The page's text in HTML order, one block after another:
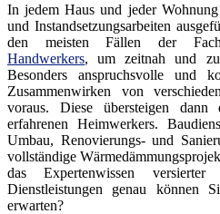
In jedem Haus und jeder
und Instandsetzungsarbeiten
den meisten Fällen der
Handwerkers, um zeitnah und
Besonders anspruchsvolle und
Zusammenwirken von
voraus. Diese übersteigen dann
erfahrenen Heimwerkers.
Umbau, Renovierungs- und
vollständige
das Expertenwissen versierter
Dienstleistungen genau können
erwarten?